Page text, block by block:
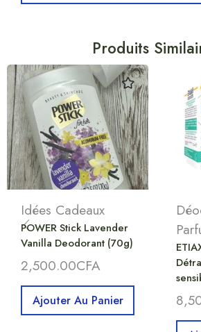
Produits
Idées Cadeaux
POWER Stick Lavender
Vanilla Deodorant (70g)
2,500.00CFA
Ajouter Au Panier